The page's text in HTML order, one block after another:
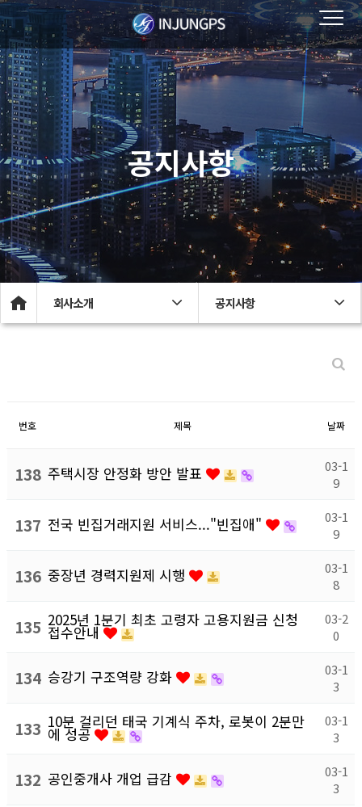
공지사항
회사소개 공지사항
번호 제목 날짜
138 주택시장 안정화 방안 발표
03-1
9
137 전국 빈집거래지원 서비스..."빈집애"
03-1
9
136 중장년 경력지원제 시행
03-1
8
135 2025년 1분기 최초 고령자 고용지원금 신청
접수안내
03-2
0
134 승강기 구조역량 강화
03-1
3
133 10분 걸리던 태국 기계식 주차, 로봇이 2분만
에 성공
03-1
3
132 공인중개사 개업 급감
03-1
3